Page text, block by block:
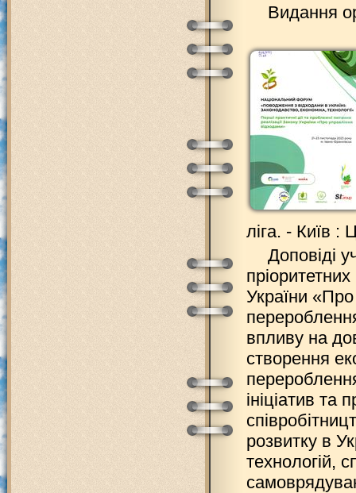
Видання
ліга. - Київ :
Доповіді
України
впливу на
створення
ініціатив та
розвитку в
технологій,